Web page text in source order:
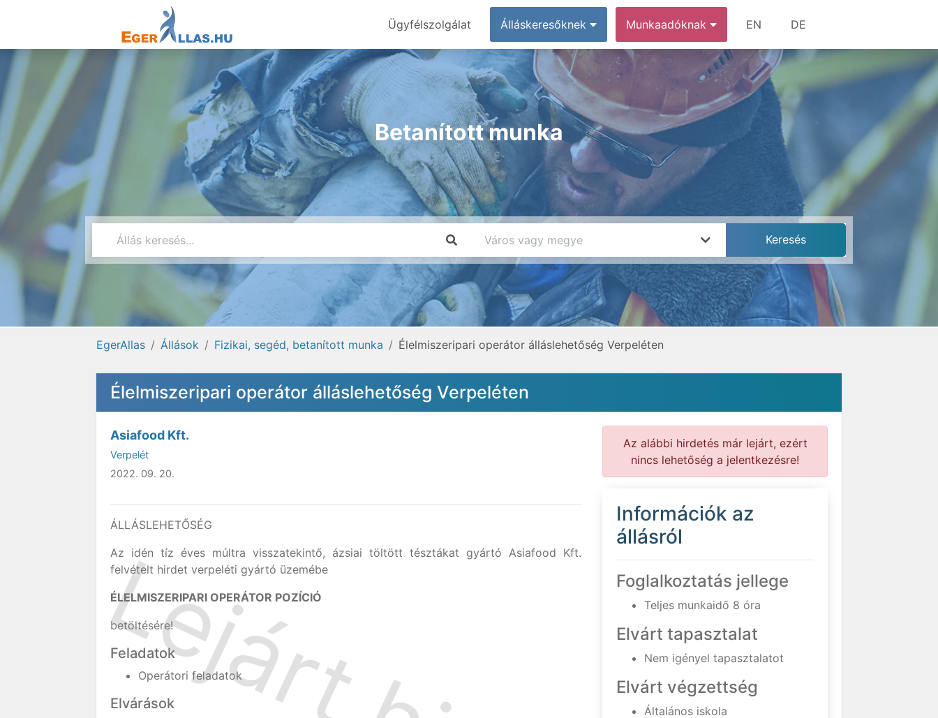
Ügyfélszolgálat Álláskeresőknek Munkaadóknak EN DE
Betanított munka
EgerAllas Állások Fizikai, segéd, betanított munka Élelmiszeripari operátor álláslehetőség Verpeléten
Élelmiszeripari operátor álláslehetőség Verpeléten
Asiafood Kft.
Verpelét
2022. 09. 20.
ÁLLÁSLEHETŐSÉG
Az idén tíz éves múltra visszatekintő, ázsiai töltött tésztákat gyártó Asiafood Kft.
felvételt hirdet verpeléti gyártó üzemébe
ÉLELMISZERIPARI OPERÁTOR POZÍCIÓ
betöltésére!
Feladatok
Operátori feladatok
Elvárások
Az alábbi hirdetés már lejárt, ezért
nincs lehetőség a jelentkezésre!
Információk az
állásról
Foglalkoztatás jellege
Teljes munkaidő 8 óra
Elvárt tapasztalat
Nem igényel tapasztalatot
Elvárt végzettség
Általános iskola